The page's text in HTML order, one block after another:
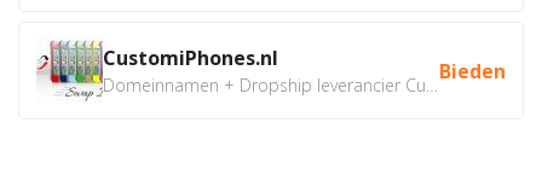
CustomiPhones.nl Bieden